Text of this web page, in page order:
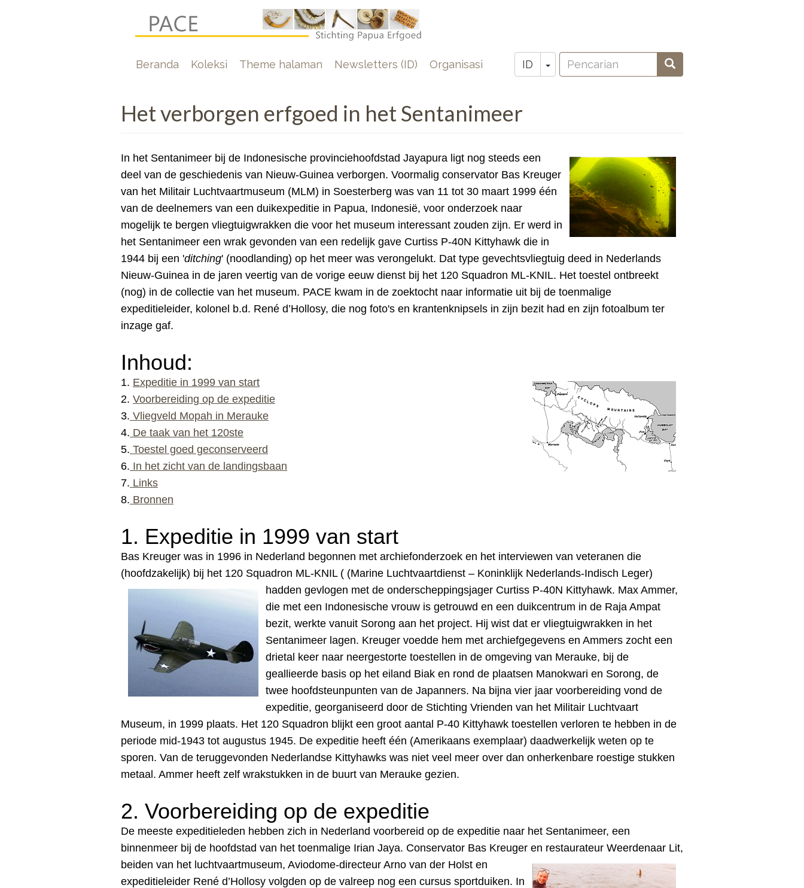
ID Toggle Dropdown
Zoeken
Pencarian Pencarian
Hoofdnavigatie
Beranda Koleksi Theme halaman Newsletters (ID) Organisasi
Het verborgen erfgoed in het Sentanimeer
In het Sentanimeer bij de Indonesische provinciehoofdstad Jayapura ligt nog steeds een
deel van de geschiedenis van Nieuw-Guinea verborgen. Voormalig conservator Bas Kreuger
van het Militair Luchtvaartmuseum (MLM) in Soesterberg was van 11 tot 30 maart 1999 één
van de deelnemers van een duikexpeditie in Papua, Indonesië, voor onderzoek naar
mogelijk te bergen vliegtuigwrakken die voor het museum interessant zouden zijn. Er werd in
het Sentanimeer een wrak gevonden van een redelijk gave Curtiss P-40N Kittyhawk die in
1944 bij een 'ditching' (noodlanding) op het meer was verongelukt. Dat type gevechtsvliegtuig deed in Nederlands
Nieuw-Guinea in de jaren veertig van de vorige eeuw dienst bij het 120 Squadron ML-KNIL. Het toestel ontbreekt
(nog) in de collectie van het museum. PACE kwam in de zoektocht naar informatie uit bij de toenmalige
expeditieleider, kolonel b.d. René d’Hollosy, die nog foto's en krantenknipsels in zijn bezit had en zijn fotoalbum ter
inzage gaf.
Inhoud:
1. Expeditie in 1999 van start
2. Voorbereiding op de expeditie
3. Vliegveld Mopah in Merauke
4. De taak van het 120ste
5. Toestel goed geconserveerd
6. In het zicht van de landingsbaan
7. Links
8. Bronnen
1. Expeditie in 1999 van start
Bas Kreuger was in 1996 in Nederland begonnen met archiefonderzoek en het interviewen van veteranen die
(hoofdzakelijk) bij het 120 Squadron ML-KNIL ( (Marine Luchtvaartdienst – Koninklijk Nederlands-Indisch Leger)
hadden gevlogen met de onderscheppingsjager Curtiss P-40N Kittyhawk. Max Ammer,
die met een Indonesische vrouw is getrouwd en een duikcentrum in de Raja Ampat
bezit, werkte vanuit Sorong aan het project. Hij wist dat er vliegtuigwrakken in het
Sentanimeer lagen. Kreuger voedde hem met archiefgegevens en Ammers zocht een
drietal keer naar neergestorte toestellen in de omgeving van Merauke, bij de
geallieerde basis op het eiland Biak en rond de plaatsen Manokwari en Sorong, de
twee hoofdsteunpunten van de Japanners. Na bijna vier jaar voorbereiding vond de
expeditie, georganiseerd door de Stichting Vrienden van het Militair Luchtvaart
Museum, in 1999 plaats. Het 120 Squadron blijkt een groot aantal P-40 Kittyhawk toestellen verloren te hebben in de
periode mid-1943 tot augustus 1945. De expeditie heeft één (Amerikaans exemplaar) daadwerkelijk weten op te
sporen. Van de teruggevonden Nederlandse Kittyhawks was niet veel meer over dan onherkenbare roestige stukken
metaal. Ammer heeft zelf wrakstukken in de buurt van Merauke gezien.
2. Voorbereiding op de expeditie
De meeste expeditieleden hebben zich in Nederland voorbereid op de expeditie naar het Sentanimeer, een
binnenmeer bij de hoofdstad van het toenmalige Irian Jaya. Conservator Bas Kreuger en restaurateur Weerdenaar Lit,
beiden van het luchtvaartmuseum, Aviodome-directeur Arno van der Holst en
expeditieleider René d’Hollosy volgden op de valreep nog een cursus sportduiken. In